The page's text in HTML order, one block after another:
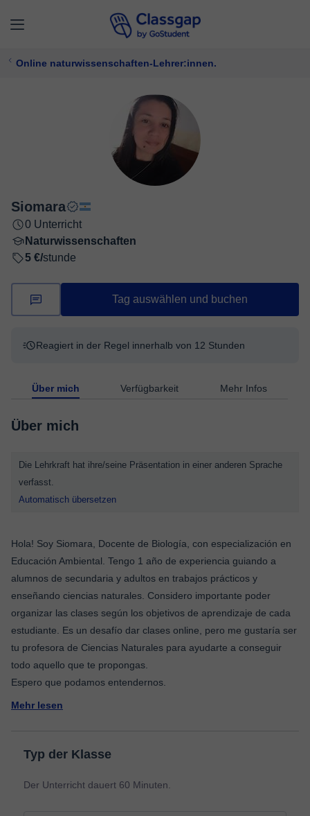
Online naturwissenschaften-Lehrer:innen.
Siomara
0 Unterricht
Naturwissenschaften
5 €/stunde
Tag auswählen und buchen
Reagiert in der Regel innerhalb von 12 Stunden
Über mich Verfügbarkeit Mehr Infos
Über mich
Die Lehrkraft hat ihre/seine Präsentation in einer anderen Sprache
verfasst.
Automatisch übersetzen
Hola! Soy Siomara, Docente de Biología, con especialización en
Educación Ambiental. Tengo 1 año de experiencia guiando a
alumnos de secundaria y adultos en trabajos prácticos y
enseñando ciencias naturales. Considero importante poder
organizar las clases según los objetivos de aprendizaje de cada
estudiante. Es un desafío dar clases online, pero me gustaría ser
tu profesora de Ciencias Naturales para ayudarte a conseguir
todo aquello que te propongas.
Mehr lesen
Typ der Klasse
Der Unterricht dauert 60 Minuten.